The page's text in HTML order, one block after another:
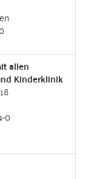
allen
Kinderklinik
0